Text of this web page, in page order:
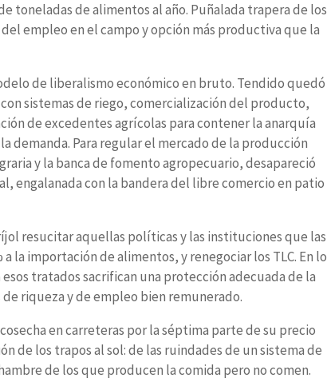
toneladas de alimentos al año. Puñalada trapera de los
empleo en el campo y opción más productiva que la
de liberalismo económico en bruto. Tendido quedó
sistemas de riego, comercialización del producto,
de excedentes agrícolas para contener la anarquía
demanda. Para regular el mercado de la producción
y la banca de fomento agropecuario, desapareció
engalanada con la bandera del libre comercio en patio
resucitar aquellas políticas y las instituciones que las
la importación de alimentos, y renegociar los TLC. En lo
tratados sacrifican una protección adecuada de la
riqueza y de empleo bien remunerado.
en carreteras por la séptima parte de su precio
de los trapos al sol: de las ruindades de un sistema de
de los que producen la comida pero no comen.